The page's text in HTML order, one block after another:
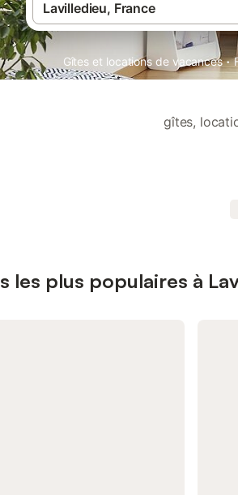
Gîtes et locations de vacances ·
gîtes,
les plus populaires à